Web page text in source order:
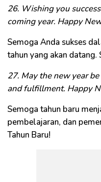
26. Wishing you
coming year. Happy
Semoga Anda sukses
tahun yang akan datang.
27. May the new year
and fulfillment. Happy
Semoga tahun baru
pembelajaran, dan
Tahun Baru!